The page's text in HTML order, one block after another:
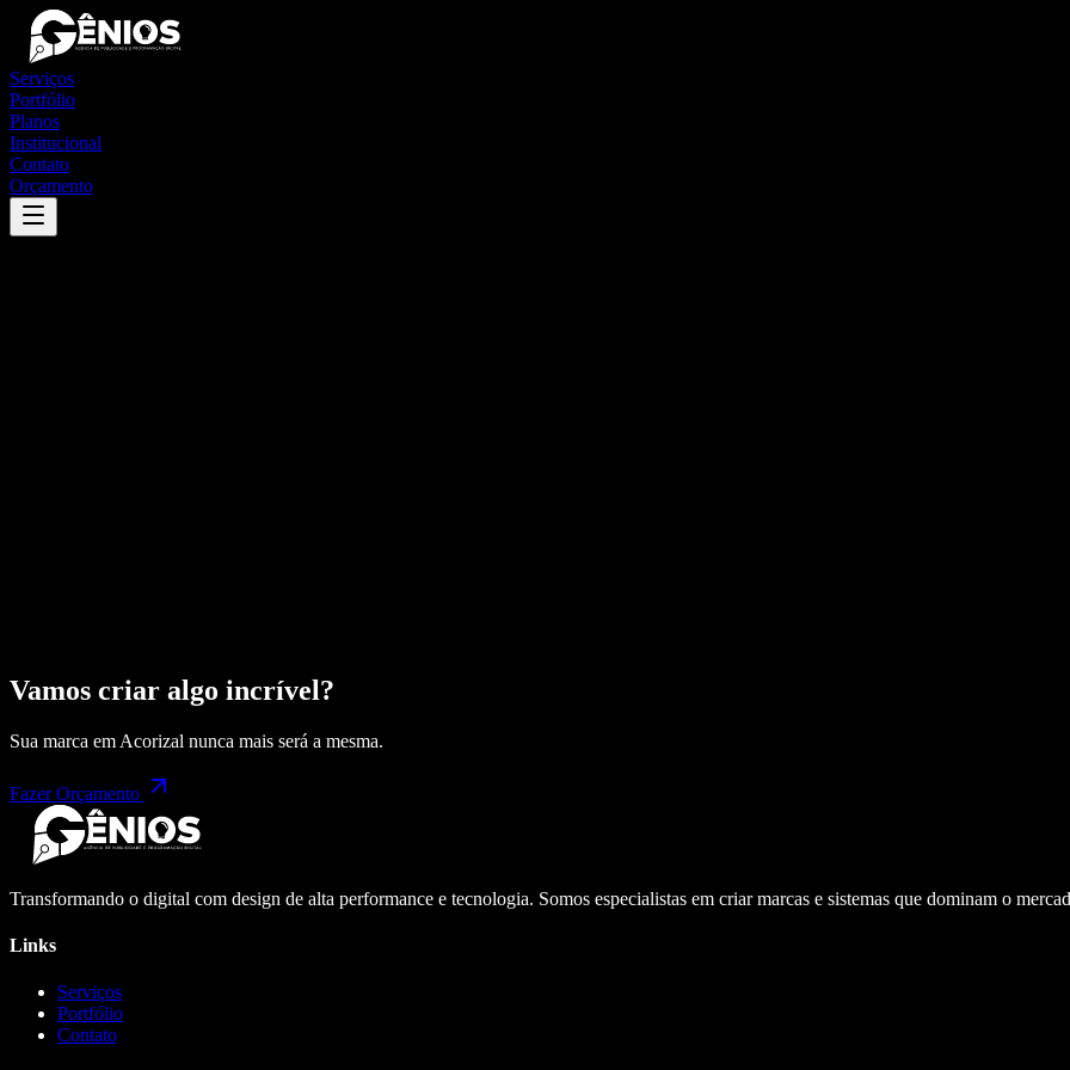
Serviços
Portfólio
Planos
Institucional
Contato
Orçamento
Vamos criar algo incrível?
Sua marca em Acorizal nunca mais será a mesma.
Fazer Orçamento
Transformando o digital com design de alta performance e tecnologia. Somos especialistas em criar marcas e sistemas que dominam o
Links
Serviços
Portfólio
Contato